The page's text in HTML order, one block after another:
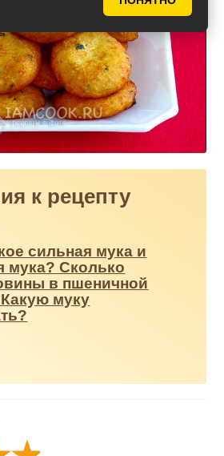
к рецепту
сильная мука и
мука? Сколько
в пшеничной
муку